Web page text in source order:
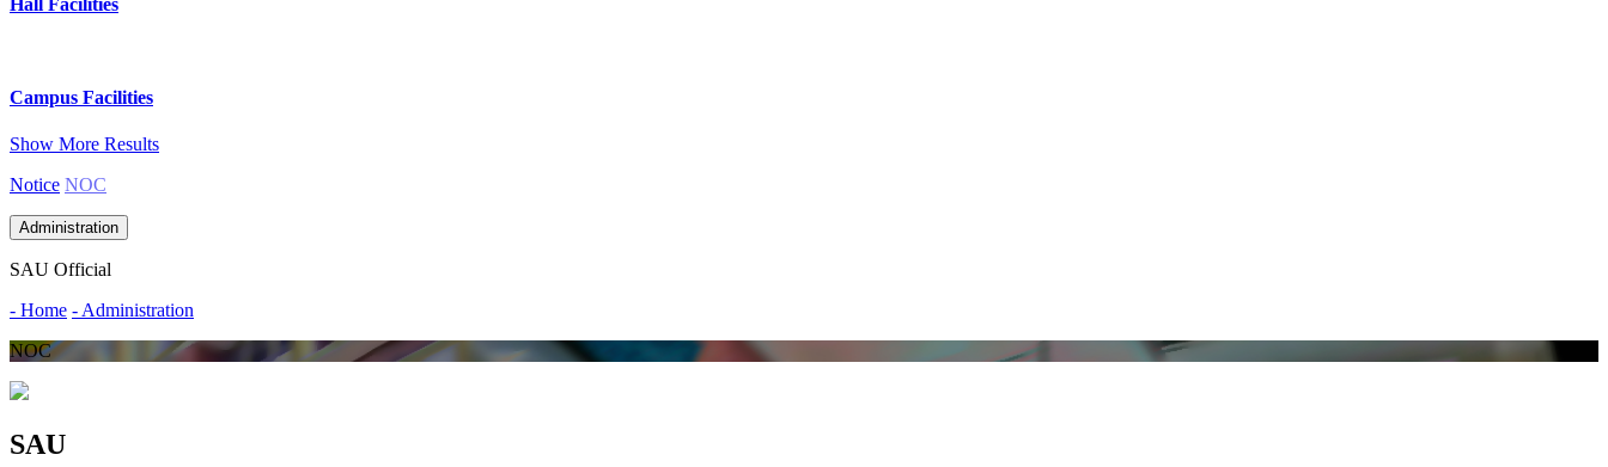
Campus Facilities
Show More Results
Notice NOC
Administration
SAU Official
- Home - Administration
NOC
SAU